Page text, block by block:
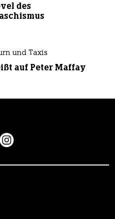
des
und Taxis
auf Peter Maffay